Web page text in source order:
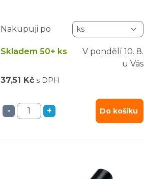
Nakupuji po
Skladem 50+ ks V pondělí 10. 8.
u Vás
37,51 Kč s DPH
- + Do košíku